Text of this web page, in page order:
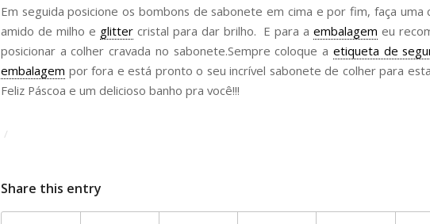
Em seguida posicione os bombons de sabonete em cima e por fim, faça uma
amido de milho e glittercristal para dar brilho. E para aembalagem eu
posicionar a colher cravada no sabonete.Sempre coloque a etiqueta de
embalagem por fora e está pronto o seu incrível sabonete de colher para esta
Feliz Páscoa e um delicioso banho pra você!!!
/
Share this entry